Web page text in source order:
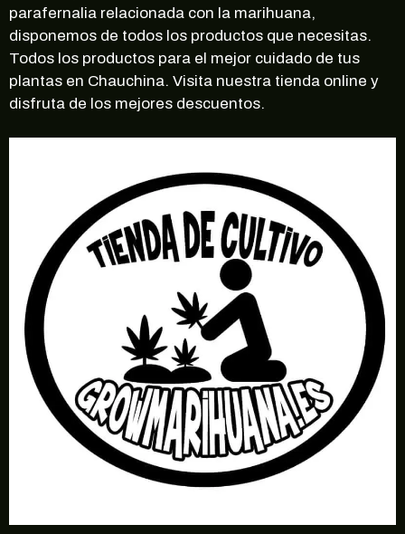
parafernalia relacionada con la marihuana,
disponemos de todos los productos que necesitas.
Todos los productos para el mejor cuidado de tus
plantas en Chauchina. Visita nuestra tienda online y
disfruta de los mejores descuentos.